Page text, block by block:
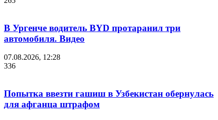
В Ургенче водитель BYD протаранил три
автомобиля. Видео
07.08.2026, 12:28
336
Попытка ввезти гашиш в Узбекистан обернулась
для афганца штрафом